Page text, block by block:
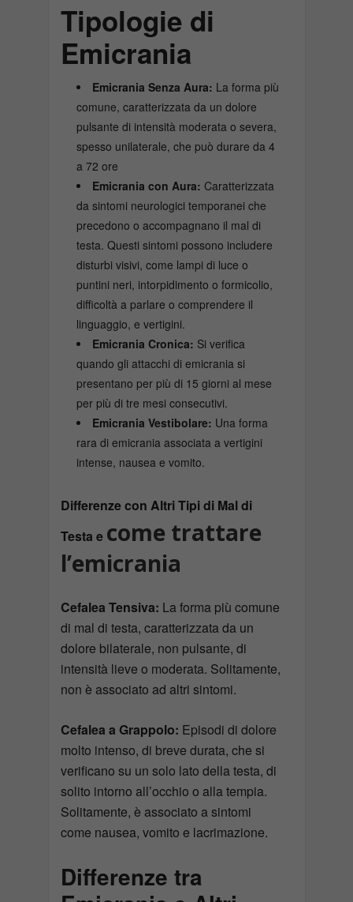
Tipologie di
Emicrania
Emicrania Senza Aura: La forma più
comune, caratterizzata da un dolore
pulsante di intensità moderata o severa,
spesso unilaterale, che può durare da 4
a 72 ore
Emicrania con Aura: Caratterizzata
da sintomi neurologici temporanei che
precedono o accompagnano il mal di
testa. Questi sintomi possono includere
disturbi visivi, come lampi di luce o
puntini neri, intorpidimento o formicolio,
difficoltà a parlare o comprendere il
linguaggio, e vertigini.
Emicrania Cronica: Si verifica
quando gli attacchi di emicrania si
presentano per più di 15 giorni al mese
per più di tre mesi consecutivi.
Emicrania Vestibolare: Una forma
rara di emicrania associata a vertigini
intense, nausea e vomito.
Differenze con Altri Tipi di Mal di
Testa e come trattare
l’emicrania
Cefalea Tensiva: La forma più comune
di mal di testa, caratterizzata da un
dolore bilaterale, non pulsante, di
intensità lieve o moderata. Solitamente,
non è associato ad altri sintomi.
Cefalea a Grappolo: Episodi di dolore
molto intenso, di breve durata, che si
verificano su un solo lato della testa, di
solito intorno all’occhio o alla tempia.
Solitamente, è associato a sintomi
come nausea, vomito e lacrimazione.
Differenze tra